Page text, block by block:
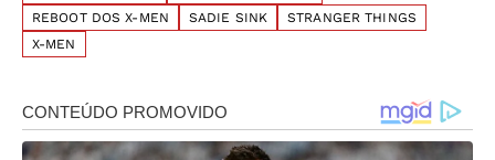
REBOOT DOS X-MEN
SADIE SINK
STRANGER THINGS
X-MEN